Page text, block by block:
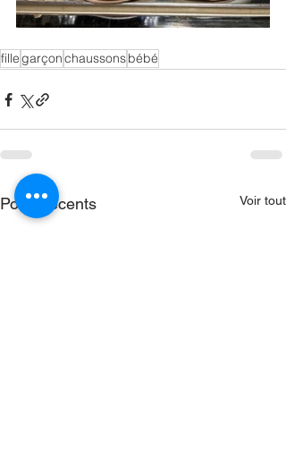
fillegarçonchaussonsbébé
Posts récents Voir tout